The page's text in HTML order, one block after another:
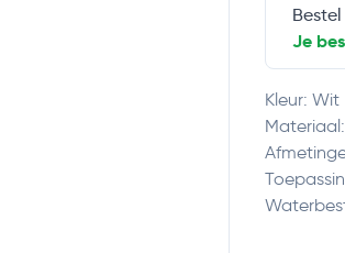
Je
Kleur: Wit